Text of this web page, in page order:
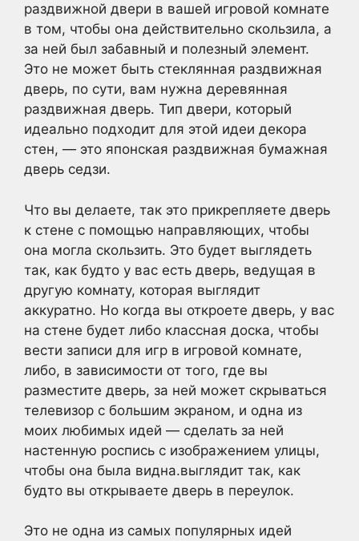
раздвижной двери в вашей игровой комнате
в том, чтобы она действительно скользила, а
за ней был забавный и полезный элемент.
Это не может быть стеклянная раздвижная
дверь, по сути, вам нужна деревянная
раздвижная дверь. Тип двери, который
идеально подходит для этой идеи декора
стен, — это японская раздвижная бумажная
дверь седзи.
Что вы делаете, так это прикрепляете дверь
к стене с помощью направляющих, чтобы
она могла скользить. Это будет выглядеть
так, как будто у вас есть дверь, ведущая в
другую комнату, которая выглядит
аккуратно. Но когда вы откроете дверь, у вас
на стене будет либо классная доска, чтобы
вести записи для игр в игровой комнате,
либо, в зависимости от того, где вы
разместите дверь, за ней может скрываться
телевизор с большим экраном, и одна из
моих любимых идей — сделать за ней
настенную роспись с изображением улицы,
чтобы она была видна.выглядит так, как
будто вы открываете дверь в переулок.
Это не одна из самых популярных идей